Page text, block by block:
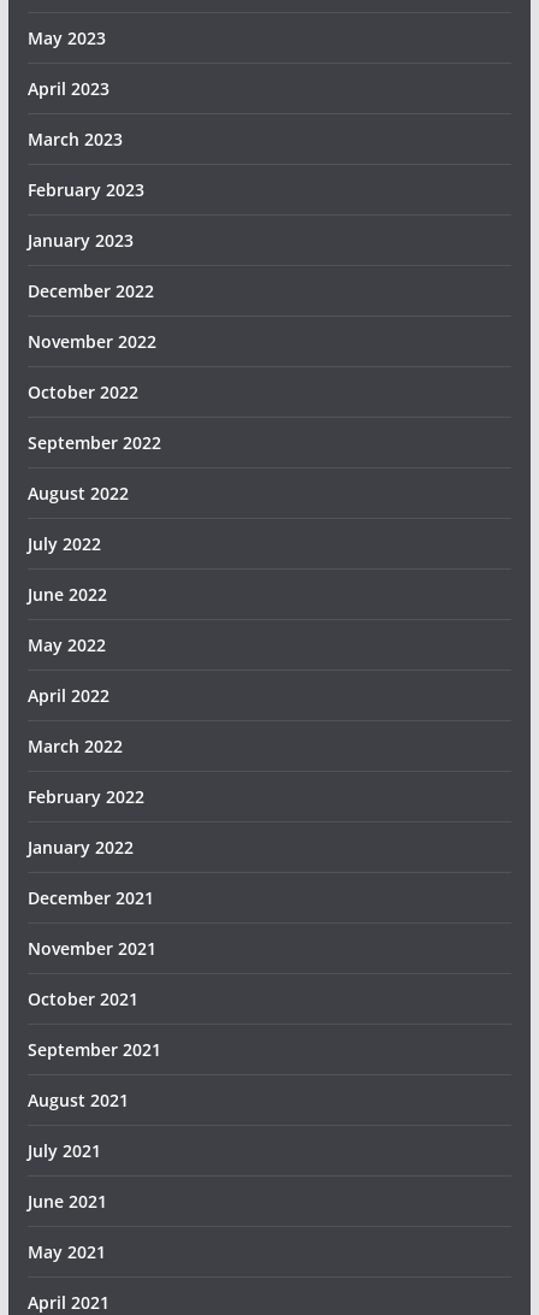
May 2023
April 2023
March 2023
February 2023
January 2023
December 2022
November 2022
October 2022
September 2022
August 2022
July 2022
June 2022
May 2022
April 2022
March 2022
February 2022
January 2022
December 2021
November 2021
October 2021
September 2021
August 2021
July 2021
June 2021
May 2021
April 2021